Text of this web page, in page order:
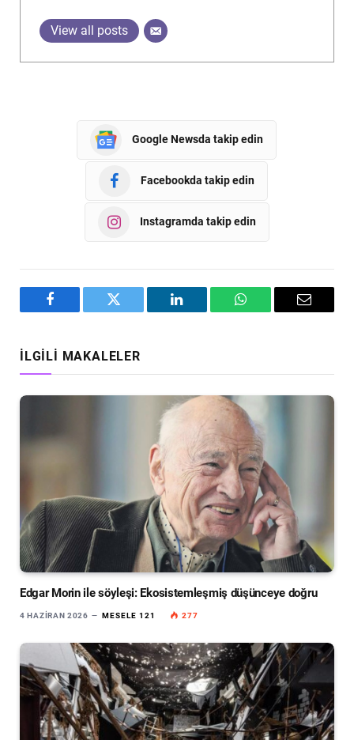
View all posts
Google Newsda takip edin
Facebookda takip edin
Instagramda takip edin
Facebook Twitter LinkedIn WhatsAppEmail
İLGILI MAKALELER
Edgar Morin ile söyleşi: Ekosistemleşmiş düşünceye doğru
4 HAZIRAN 2026 MESELE 121 277